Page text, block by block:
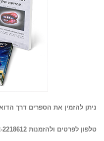
ניתן להזמין את הספרים דרך
טלפון לפרטים ולהזמנות 052-2218612